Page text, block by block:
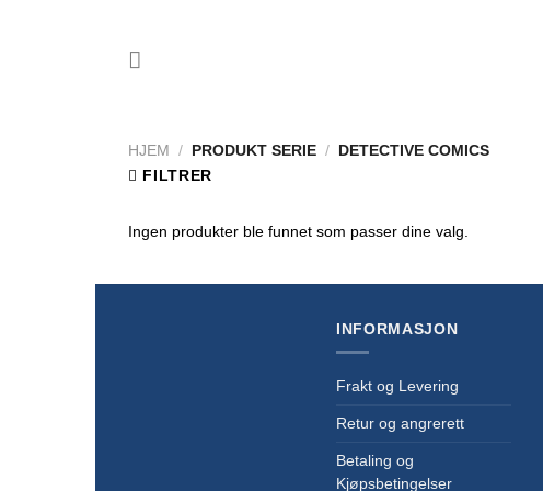
content
HJEM / PRODUKT SERIE /
DETECTIVE COMICS
FILTRER
Ingen produkter ble funnet som passer dine valg.
INFORMASJON
Frakt og Levering
Retur og angrerett
Betaling og
Kjøpsbetingelser